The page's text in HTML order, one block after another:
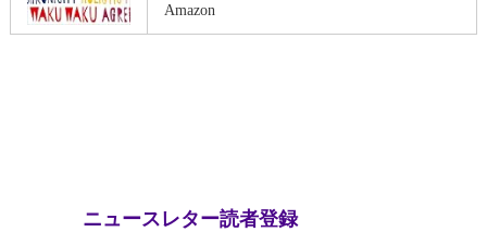
Amazon
ニュースレター読者登録